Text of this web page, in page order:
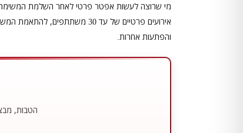
מי שרוצה לעשות אפטר פרטי לאחר השלמת המשימה
אירועים פרטיים של עד 30 משתתפים, להתאמת המשחק
והפתעות אחרות.
הטבות,